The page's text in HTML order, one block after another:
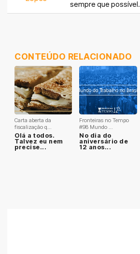
sempre que possível.
CONTEÚDO RELACIONADO
Carta aberta da
fiscalização q...
Olá a todos.
Talvez eu nem
precise...
Fronteiras no Tempo
#98 Mundo ...
No dia do
aniversário de
12 anos...